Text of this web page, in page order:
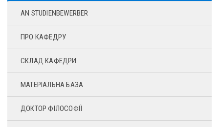
AN STUDIENBEWERBER
ПРО КАФЕДРУ
СКЛАД КАФЕДРИ
МАТЕРІАЛЬНА БАЗА
ДОКТОР ФІЛОСОФІЇ